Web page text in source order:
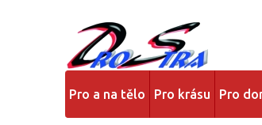
Pro a na tělo Pro krásu Pro